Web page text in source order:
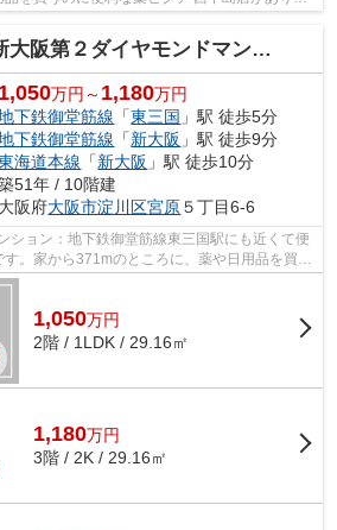
大阪第２ダイヤモンドマンション
1,050万円～ 1,180万円
下鉄御堂筋線 「東三国 」駅 徒歩5分
下鉄御堂筋線 「新大阪 」駅 徒歩9分
海道本線 「新大阪 」駅 徒歩10分
51年 / 10階建
大阪府大阪市淀川区宮原５丁目6-6
ション：地下鉄御堂筋線東三国駅にも近くて便
。家から371mのところに、薬や日用品を買う
前店があり...
1,050万円
2階 / 1LDK / 29.16㎡
1,180万円
3階 / 2K / 29.16㎡